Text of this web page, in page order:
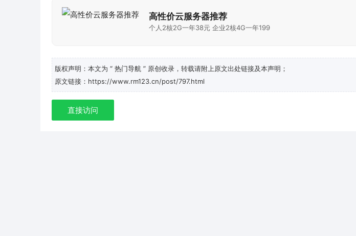
高性价云服务器推荐
个人2核2G一年38元 企业2核4G一年199
版权声明：本文为 “ 热门导航 ” 原创收录，转载请附上原文出处链接及本声明；
原文链接：https://www.rm123.cn/post/797.html
直接访问